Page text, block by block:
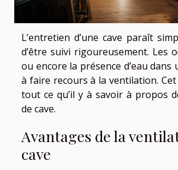
L’entretien d’une cave paraît
d’être suivi rigoureusement. Les
ou encore la présence d’eau dans
à faire recours à la ventilation.
tout ce qu’il y à savoir à propos
de cave.
Avantages de la
cave